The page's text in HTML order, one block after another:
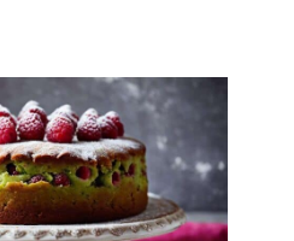
service combiné Bonita
est parfait pour tous les
âges, familles et amis.
Emballage sûr et solide.
Pour chaque problème,
nous offrons des
solutions optimales, il